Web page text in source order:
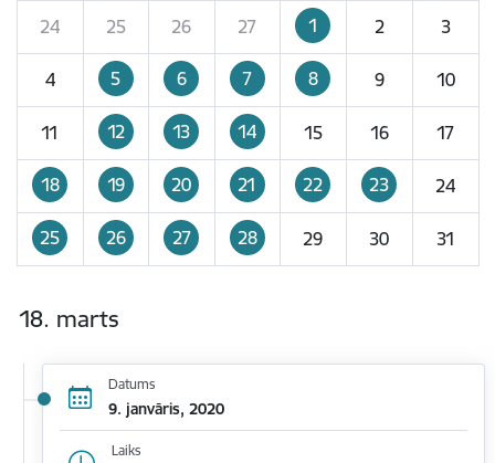
24
25 26 27 1 2 3
4 5 6 7 8 9 10
11 12 13 14 15 16 17
18 19 20 21 22 23 24
25 26 27 28 29 30 31
18. marts
Datums
9. janvāris, 2020
Laiks